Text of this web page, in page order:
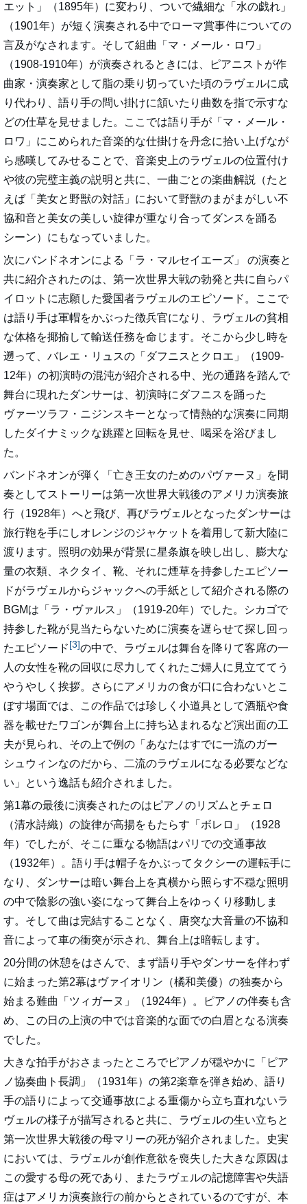
エット」（1895年）に変わり、ついで繊細な「水の戯れ」
（1901年）が短く演奏される中でローマ賞事件についての
言及がなされます。そして組曲「マ・メール・ロワ」
（1908-1910年）が演奏されるときには、ピアニストが作
曲家・演奏家として脂の乗り切っていた頃のラヴェルに成
り代わり、語り手の問い掛けに頷いたり曲数を指で示すな
どの仕草を見せました。ここでは語り手が「マ・メール・
ロワ」にこめられた音楽的な仕掛けを丹念に拾い上げなが
ら感嘆してみせることで、音楽史上のラヴェルの位置付け
や彼の完璧主義の説明と共に、一曲ごとの楽曲解説（たと
えば「美女と野獣の対話」において野獣のまがまがしい不
協和音と美女の美しい旋律が重なり合ってダンスを踊る
シーン）にもなっていました。
次にバンドネオンによる「ラ・マルセイエーズ」 の演奏と
共に紹介されたのは、第一次世界大戦の勃発と共に自らパ
イロットに志願した愛国者ラヴェルのエピソード。ここで
は語り手は軍帽をかぶった徴兵官になり、ラヴェルの貧相
な体格を揶揄して輸送任務を命じます。そこから少し時を
遡って、バレエ・リュスの「ダフニスとクロエ」（1909-
12年）の初演時の混沌が紹介される中、光の通路を踏んで
舞台に現れたダンサーは、初演時にダフニスを踊った
ヴァーツラフ・ニジンスキーとなって情熱的な演奏に同期
したダイナミックな跳躍と回転を見せ、喝采を浴びまし
た。
バンドネオンが弾く「亡き王女のためのパヴァーヌ」を間
奏としてストーリーは第一次世界大戦後のアメリカ演奏旅
行（1928年）へと飛び、再びラヴェルとなったダンサーは
旅行鞄を手にしオレンジのジャケットを着用して新大陸に
渡ります。照明の効果が背景に星条旗を映し出し、膨大な
量の衣類、ネクタイ、靴、それに煙草を持参したエピソー
ドがラヴェルからジャックへの手紙として紹介される際の
BGMは「ラ・ヴァルス」（1919-20年）でした。シカゴで
持参した靴が見当たらないために演奏を遅らせて探し回っ
たエピソード[3]の中で、ラヴェルは舞台を降りて客席の一
人の女性を靴の回収に尽力してくれたご婦人に見立ててう
やうやしく挨拶。さらにアメリカの食が口に合わないとこ
ぼす場面では、この作品では珍しく小道具として酒瓶や食
器を載せたワゴンが舞台上に持ち込まれるなど演出面の工
夫が見られ、その上で例の「あなたはすでに一流のガー
シュウィンなのだから、二流のラヴェルになる必要などな
い」という逸話も紹介されました。
第1幕の最後に演奏されたのはピアノのリズムとチェロ
（清水詩織）の旋律が高揚をもたらす「ボレロ」（1928
年）でしたが、そこに重なる物語はパリでの交通事故
（1932年）。語り手は帽子をかぶってタクシーの運転手に
なり、ダンサーは暗い舞台上を真横から照らす不穏な照明
の中で陰影の強い姿になって舞台上をゆっくり移動しま
す。そして曲は完結することなく、唐突な大音量の不協和
音によって車の衝突が示され、舞台上は暗転します。
20分間の休憩をはさんで、まず語り手やダンサーを伴わず
に始まった第2幕はヴァイオリン（橘和美優）の独奏から
始まる難曲「ツィガーヌ」（1924年）。ピアノの伴奏も含
め、この日の上演の中では音楽的な面での白眉となる演奏
でした。
大きな拍手がおさまったところでピアノが穏やかに「ピア
ノ協奏曲ト長調」（1931年）の第2楽章を弾き始め、語り
手の語りによって交通事故による重傷から立ち直れないラ
ヴェルの様子が描写されると共に、ラヴェルの生い立ちと
第一次世界大戦後の母マリーの死が紹介されました。史実
においては、ラヴェルが創作意欲を喪失した大きな原因は
この愛する母の死であり、またラヴェルの記憶障害や失語
症はアメリカ演奏旅行の前からとされているのですが、本